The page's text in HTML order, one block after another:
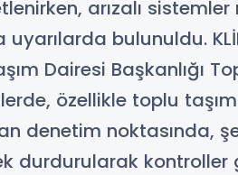
arızalı
bulunuldu.
Dairesi Başkanlığı
özellikle toplu
denetim noktasında,
durdurularak kontroller